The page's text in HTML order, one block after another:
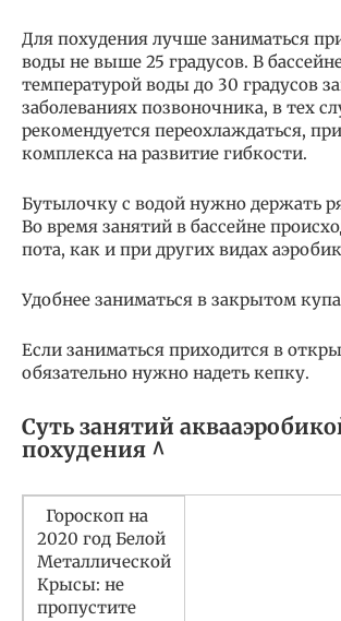
Для похудения лучше заниматься
воды не выше 25 градусов. В
температурой воды до 30 градусов
заболеваниях позвоночника, в тех
рекомендуется переохлаждаться,
комплекса на развитие гибкости.
Бутылочку с водой нужно держать
Во время занятий в бассейне
пота, как и при других видах
Удобнее заниматься в закрытом
Если заниматься приходится в
обязательно нужно надеть кепку.
Суть занятий
похудения ^
Гороскоп на
2020 год Белой
Металлической
Крысы: не
пропустите